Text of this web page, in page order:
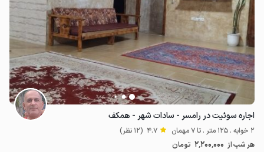
اجاره سوئیت در رامسر - سادات شهر - همکف
2 خوابه . 125 متر . تا 7 مهمان 4.7 (12 نظر)
هر شب از 2٬200٬000 تومان